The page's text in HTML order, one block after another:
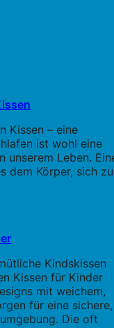
Kissen – eine
ist wohl eine
unserem Leben.
dem Körper, sich zu
Kindskissen
Kissen für Kinder
mit weichem,
für eine sichere,
Die oft